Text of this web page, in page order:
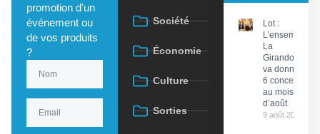
promotion d'un
événement ou
de vos produits
?
Société
Économie
Culture
Sorties
Lot :
L’ensemble
La
Girandola
va donner
6 concerts
au mois
d’août
9 août 2026